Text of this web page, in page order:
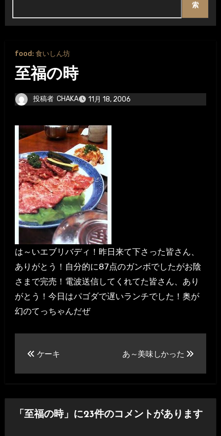
索
food: 食いしん坊
至福の時
投稿者 CHAKA 11月 18, 2006
は～いエブリバディ！昨日来て下さった皆さん、
ありがとう！自分的に87点のガンボでしたがお陰
さまで完売！電波送信してくれてた皆さん、あり
がとう！今日はパゴダで遅いランチでした！奥が
幻のてっちゃんだぜ
ビ
ケーキ あ～美味しかった
「至福の時」に23件のコメントがあります